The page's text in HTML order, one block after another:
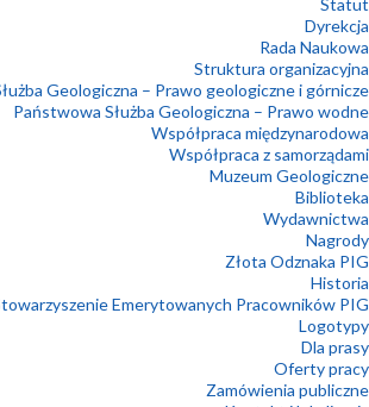
Statut
Dyrekcja
Rada Naukowa
Struktura organizacyjna
Geologiczna – Prawo geologiczne i górnicze
Państwowa Służba Geologiczna – Prawo wodne
Współpraca międzynarodowa
Współpraca z samorządami
Muzeum Geologiczne
Biblioteka
Wydawnictwa
Nagrody
Złota Odznaka PIG
Historia
Emerytowanych Pracowników PIG
Logotypy
Dla prasy
Oferty pracy
Zamówienia publiczne